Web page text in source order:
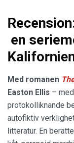
en
Med romanen
Easton Ellis –
protokolliknande
autofiktiv
litteratur. En